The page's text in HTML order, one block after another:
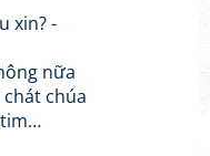
xin? -
nữa
chúa